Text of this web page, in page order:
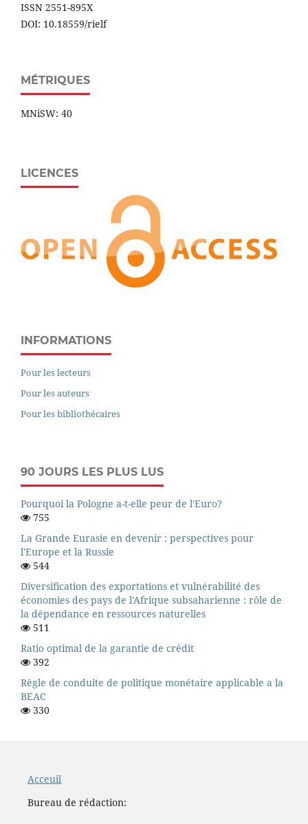
ISSN 2551-895X
DOI: 10.18559/rielf
MÉTRIQUES
MNiSW: 40
LICENCES
INFORMATIONS
Pour les lecteurs
Pour les auteurs
Pour les bibliothécaires
90 JOURS LES PLUS LUS
Pourquoi la Pologne a-t-elle peur de l'Euro?
755
La Grande Eurasie en devenir : perspectives pour
l'Europe et la Russie
544
Diversification des exportations et vulnérabilité des
économies des pays de l'Afrique subsaharienne : rôle de
la dépendance en ressources naturelles
511
Ratio optimal de la garantie de crédit
392
Règle de conduite de politique monétaire applicable a la
BEAC
330
Acceuil
Bureau de rédaction: